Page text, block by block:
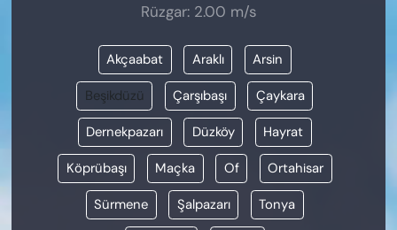
Rüzgar: 2.00 m/s
Akçaabat Araklı Arsin
Beşikdüzü Çarşıbaşı Çaykara
Dernekpazarı Düzköy Hayrat
Köprübaşı Maçka Of Ortahisar
Sürmene Şalpazarı Tonya
SİYASET
VAN VE DİYARBAKIR HABERLERİ